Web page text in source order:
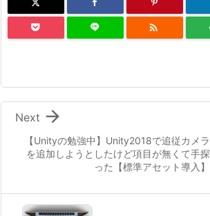

【Unityの勉強中】Unity2018で追従カメラ
を追加しようとしたけど項目が無くて手探
った【標準アセット導入】

Next